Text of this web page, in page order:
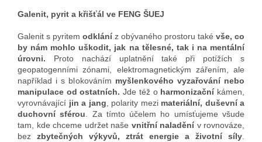
Galenit, pyrit a křišťál ve FENG ŠUEJ
Galenit s pyritem odkláníz obývaného prostoru také vše, co
by nám mohlo uškodit, jak na tělesné, tak i na mentální
úrovni. Proto nachází uplatnění také při potížích s
geopatogenními zónami, elektromagnetickým zářením, ale
například i s blokováním myšlenkového vyzařování nebo
manipulace od ostatních.Jde též o harmonizačníkámen,
vyrovnávající jin a jang, polarity mezi materiální, duševní a
duchovní sférou. Za tímto účelem ho umísťujeme všude
tam, kde chceme udržet naše vnitřní naladěnív rovnováze,
bez zbytečných výkyvů, ztrát energie a životní síly.